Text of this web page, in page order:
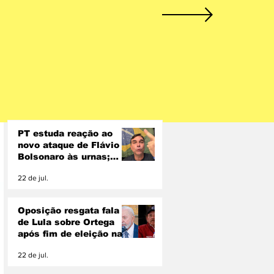
PT estuda reação ao
novo ataque de Flávio
Bolsonaro às urnas;
pedir inelegibilidade
22 de jul.
Oposição resgata fala
de Lula sobre Ortega
após fim de eleição na
22 de jul.